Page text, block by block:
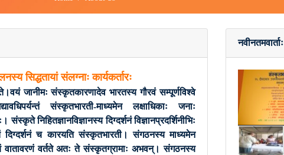
सिद्धतायां संलग्नाः कार्यकर्तारः
जानीमः संस्कृतकारणादेव भारतस्य गौरवं सम्पूर्णविश्वे
संस्कृतभारती-माध्यमेन लक्षाधिकाः जनाः
निहितज्ञानविज्ञानस्य दिग्दर्शनं विज्ञानप्रदर्शिनीभिः
दिग्दर्शनं च कारयति संस्कृतभारती। संगठनस्य माध्यमेन
वर्तते अतः ते संस्कृतग्रामाः अभवन्। संगठनस्य
नवीनतमवार्ताः